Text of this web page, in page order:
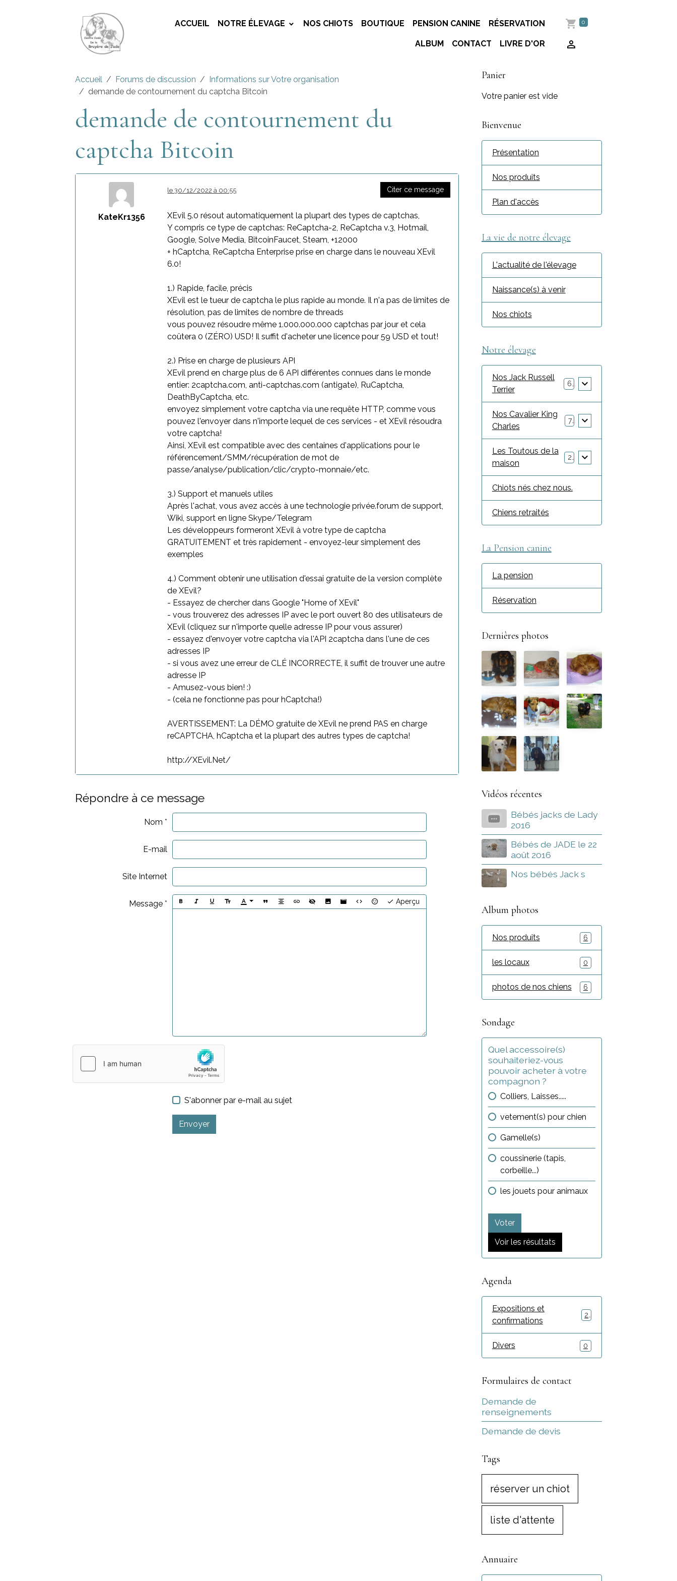
ACCUEIL NOTRE ÉLEVAGE NOS CHIOTS BOUTIQUE PENSION CANINE RÉSERVATION
ALBUM CONTACT LIVRE D'OR
0
Accueil Forums de discussion
Informations sur Votre organisation
demande de contournement du captcha Bitcoin
demande de contournement du
captcha Bitcoin
KateKr1356
le 30/12/2022 à 00:55 Citer ce message
XEvil 5.0 résout automatiquement la plupart des types de captchas,
Y compris ce type de captchas: ReCaptcha-2, ReCaptcha v.3, Hotmail,
Google, Solve Media, BitcoinFaucet, Steam, +12000
+ hCaptcha, ReCaptcha Enterprise prise en charge dans le nouveau XEvil
6.0!
1.) Rapide, facile, précis
XEvil est le tueur de captcha le plus rapide au monde. Il n'a pas de limites de
résolution, pas de limites de nombre de threads
vous pouvez résoudre même 1.000.000.000 captchas par jour et cela
coûtera 0 (ZÉRO) USD! Il suffit d'acheter une licence pour 59 USD et tout!
2.) Prise en charge de plusieurs API
XEvil prend en charge plus de 6 API différentes connues dans le monde
entier: 2captcha.com, anti-captchas.com (antigate), RuCaptcha,
DeathByCaptcha, etc.
envoyez simplement votre captcha via une requête HTTP, comme vous
pouvez l'envoyer dans n'importe lequel de ces services - et XEvil résoudra
votre captcha!
Ainsi, XEvil est compatible avec des centaines d'applications pour le
référencement/SMM/récupération de mot de
passe/analyse/publication/clic/crypto-monnaie/etc.
3.) Support et manuels utiles
Après l'achat, vous avez accès à une technologie privée.forum de support,
Wiki, support en ligne Skype/Telegram
Les développeurs formeront XEvil à votre type de captcha
GRATUITEMENT et très rapidement - envoyez-leur simplement des
exemples
4.) Comment obtenir une utilisation d'essai gratuite de la version complète
de XEvil?
- Essayez de chercher dans Google "Home of XEvil"
- vous trouverez des adresses IP avec le port ouvert 80 des utilisateurs de
XEvil (cliquez sur n'importe quelle adresse IP pour vous assurer)
- essayez d'envoyer votre captcha via l'API 2captcha dans l'une de ces
adresses IP
- si vous avez une erreur de CLÉ INCORRECTE, il suffit de trouver une autre
adresse IP
- Amusez-vous bien! :)
- (cela ne fonctionne pas pour hCaptcha!)
AVERTISSEMENT: La DÉMO gratuite de XEvil ne prend PAS en charge
reCAPTCHA, hCaptcha et la plupart des autres types de captcha!
http://XEvil.Net/
Répondre à ce message
Nom
E-mail
Site Internet
Message Aperçu
S'abonner par e-mail au sujet
Envoyer
Panier
Votre panier est vide
Bienvenue
Présentation
Nos produits
Plan d'accès
La vie de notre élevage
L'actualité de l'élevage
Naissance(s) à venir
Nos chiots
Notre élevage
Nos Jack Russell
Terrier
Nos Cavalier King
Charles
7
Les Toutous de la
maison
Chiots nés chez nous.
Chiens retraités
La Pension canine
La pension
Réservation
Dernières photos
Vidéos récentes
Bébés jacks de Lady
2016
Bébés de JADE le 22
août 2016
Nos bébés Jack s
Album photos
Nos produits 6
les locaux 0
photos de nos chiens 6
Sondage
Quel accessoire(s)
souhaiteriez-vous
pouvoir acheter à votre
compagnon ?
Colliers, Laisses.....
vetement(s) pour chien
Gamelle(s)
coussinerie (tapis,
corbeille...)
les jouets pour animaux
Voter
Voir les résultats
Agenda
Expositions et
confirmations
2
Divers 0
Formulaires de contact
Demande de
renseignements
Demande de devis
Tags
réserver un chiot
liste d'attente
Annuaire